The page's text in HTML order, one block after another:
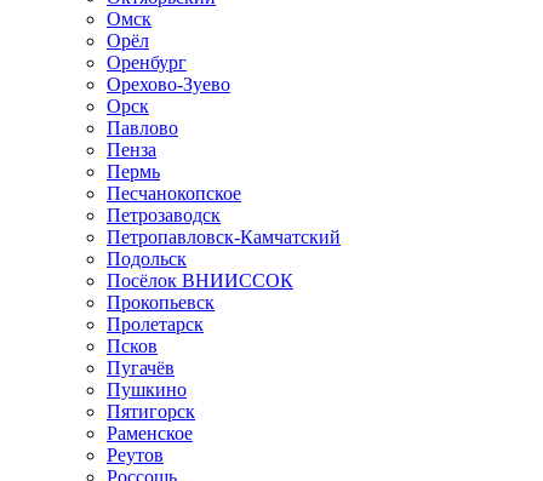
Омск
Орёл
Оренбург
Орехово-Зуево
Орск
Павлово
Пенза
Пермь
Песчанокопское
Петрозаводск
Петропавловск-Камчатский
Подольск
Посёлок ВНИИССОК
Прокопьевск
Пролетарск
Псков
Пугачёв
Пушкино
Пятигорск
Раменское
Реутов
Россошь